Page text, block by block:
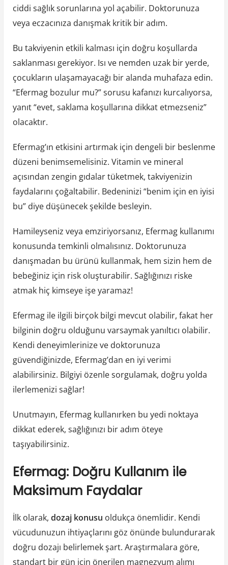
ciddi sağlık sorunlarına yol açabilir. Doktorunuza
veya eczacınıza danışmak kritik bir adım.
Bu takviyenin etkili kalması için doğru koşullarda
saklanması gerekiyor. Isı ve nemden uzak bir yerde,
çocukların ulaşamayacağı bir alanda muhafaza edin.
“Efermag bozulur mu?” sorusu kafanızı kurcalıyorsa,
yanıt “evet, saklama koşullarına dikkat etmezseniz”
olacaktır.
Efermag’ın etkisini artırmak için dengeli bir beslenme
düzeni benimsemelisiniz. Vitamin ve mineral
açısından zengin gıdalar tüketmek, takviyenizin
faydalarını çoğaltabilir. Bedeninizi “benim için en iyisi
bu” diye düşünecek şekilde besleyin.
Hamileyseniz veya emziriyorsanız, Efermag kullanımı
konusunda temkinli olmalısınız. Doktorunuza
danışmadan bu ürünü kullanmak, hem sizin hem de
bebeğiniz için risk oluşturabilir. Sağlığınızı riske
atmak hiç kimseye işe yaramaz!
Efermag ile ilgili birçok bilgi mevcut olabilir, fakat her
bilginin doğru olduğunu varsaymak yanıltıcı olabilir.
Kendi deneyimlerinize ve doktorunuza
güvendiğinizde, Efermag’dan en iyi verimi
alabilirsiniz. Bilgiyi özenle sorgulamak, doğru yolda
ilerlemenizi sağlar!
Unutmayın, Efermag kullanırken bu yedi noktaya
dikkat ederek, sağlığınızı bir adım öteye
taşıyabilirsiniz.
Efermag: Doğru Kullanım ile
Maksimum Faydalar
İlk olarak, dozaj konusu oldukça önemlidir. Kendi
vücudunuzun ihtiyaçlarını göz önünde bulundurarak
doğru dozajı belirlemek şart. Araştırmalara göre,
standart bir gün için önerilen magnezyum alımı